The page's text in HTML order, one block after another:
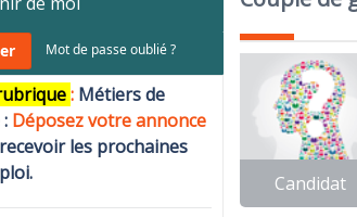
Candidat
Mot de passe oublié ?
: Métiers de
Déposez votre annonce
les prochaines